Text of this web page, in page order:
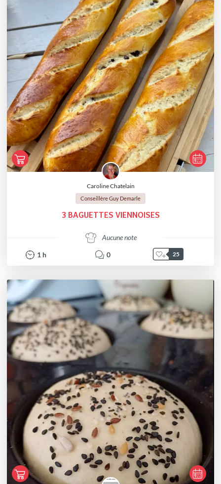
Caroline Chatelain
Conseillère Guy Demarle
3 BAGUETTES VIENNOISES
Aucune note
1 h 0 25